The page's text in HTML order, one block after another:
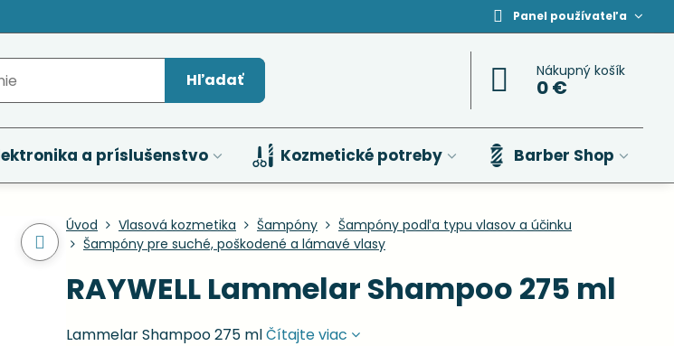
Panel používateľa
Hľadať Nákupný košík
0 €
a príslušenstvo Kozmetické potreby Barber Shop
Úvod Vlasová kozmetika Šampóny
Šampóny podľa typu vlasov a účinku
Šampóny pre suché, poškodené a lámavé vlasy
RAYWELL Lammelar Shampoo 275 ml
Lammelar Shampoo 275 mlČítajte viac